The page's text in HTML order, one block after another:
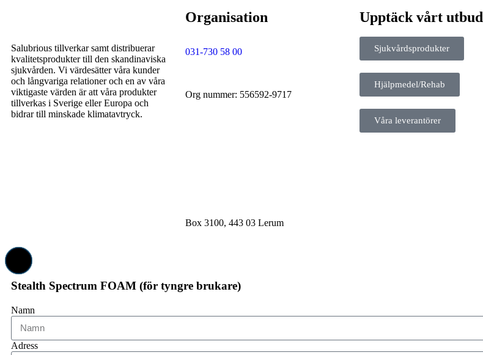
Salubrious tillverkar samt distribuerar
kvalitetsprodukter till den skandinaviska
sjukvården. Vi värdesätter våra kunder
och långvariga relationer och en av våra
viktigaste värden är att våra produkter
tillverkas i Sverige eller Europa och
bidrar till minskade klimatavtryck.
Organisation
031-730 58 00
Org nummer: 556592-9717
Box 3100, 443 03 Lerum
Upptäck vårt utbud
Sjukvårdsprodukter
Hjälpmedel/Rehab
Våra leverantörer
Stealth Spectrum FOAM (för tyngre brukare)
Namn
Adress